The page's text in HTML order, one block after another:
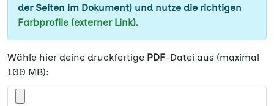
der Seiten im Dokument) und nutze die richtigen
Farbprofile (externer Link).
Wähle hier deine druckfertige PDF-Datei aus (maximal
100 MB):